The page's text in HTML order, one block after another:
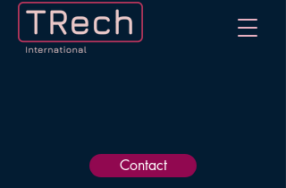
Contact